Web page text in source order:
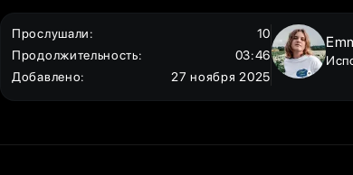
Прослушали:
10
Продолжительность:
03:46
Добавлено: 27 ноября 2025